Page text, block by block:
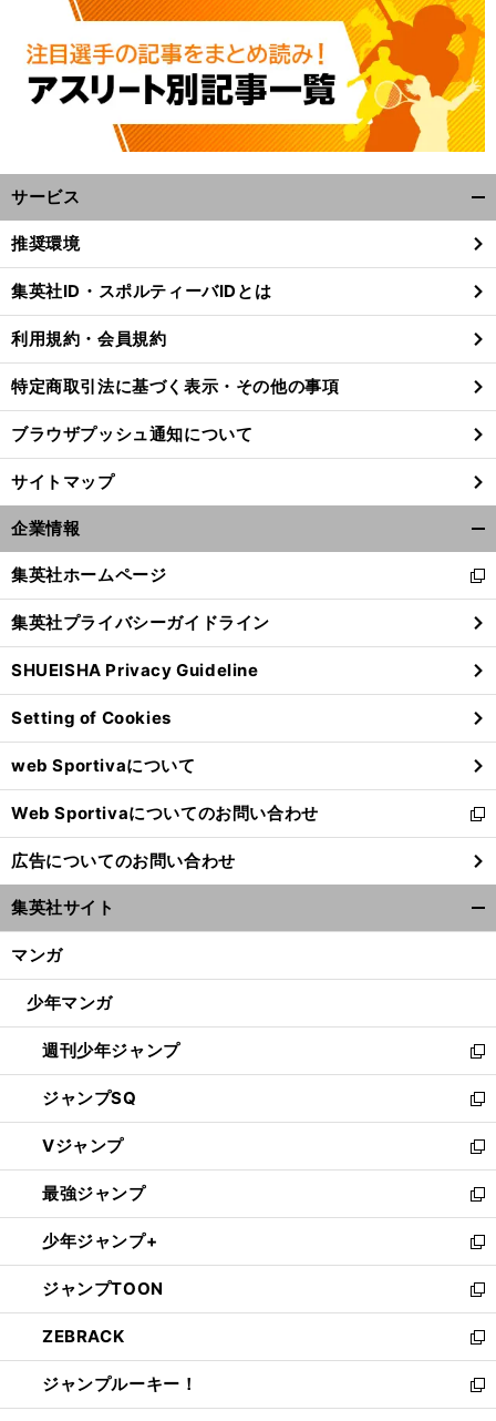
サービス
閉
る
推奨環境
集英社ID・スポルティーバIDとは
利用規約・会員規約
特定商取引法に基づく表示・その他の事項
ブラウザプッシュ通知について
サイトマップ
企業情報
閉
る
集英社ホームページ
新
し
い
ウ
ィ
ン
ド
ウ
で
開
く
集英社プライバシーガイドライン
SHUEISHA Privacy Guideline
Setting of Cookies
web Sportivaについて
Web Sportivaについてのお問い合わせ
新
し
い
ウ
ィ
ン
ウ
開
く
広告についてのお問い合わせ
集英社サイト
マンガ
少年マンガ
週刊少年ジャンプ
新
し
い
ウ
ィ
ン
ド
ウ
で
開
く
ジャンプSQ
新
し
い
ウ
ィ
ン
ド
ウ
で
開
く
Vジャンプ
新
し
い
ウ
ィ
ン
ド
ウ
で
開
く
最強ジャンプ
新
し
い
ウ
ィ
ン
ド
ウ
で
開
少年ジャンプ+
新
し
い
ウ
ィ
ン
ド
ウ
ジャンプTOON
新
し
い
ウ
ィ
ン
ZEBRACK
新
し
い
ウ
ジャンプルーキー！
新
し